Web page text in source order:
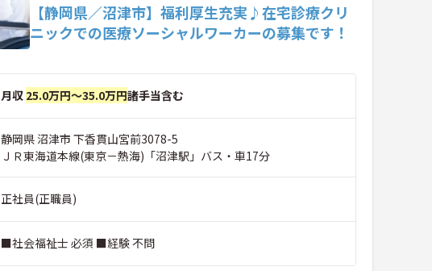
【静岡県／沼津市】福利厚生充実♪在宅診療クリ
ニックでの医療ソーシャルワーカーの募集です！
月収 25.0万円～35.0万円諸手当含む
静岡県 沼津市 下香貫山宮前3078-5
ＪＲ東海道本線(東京－熱海)「沼津駅」バス・車17分
正社員(正職員)
■社会福祉士 必須 ■経験 不問